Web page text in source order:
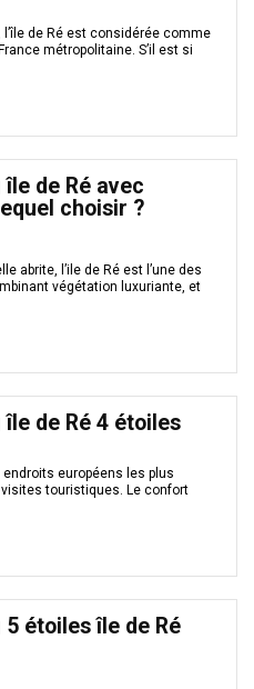
de Ré est considérée comme
métropolitaine. S’il est si
de Ré avec
choisir ?
abrite, l’ile de Ré est l’une des
végétation luxuriante, et
île de Ré 4 étoiles
endroits européens les plus
touristiques. Le confort
5 étoiles île de Ré